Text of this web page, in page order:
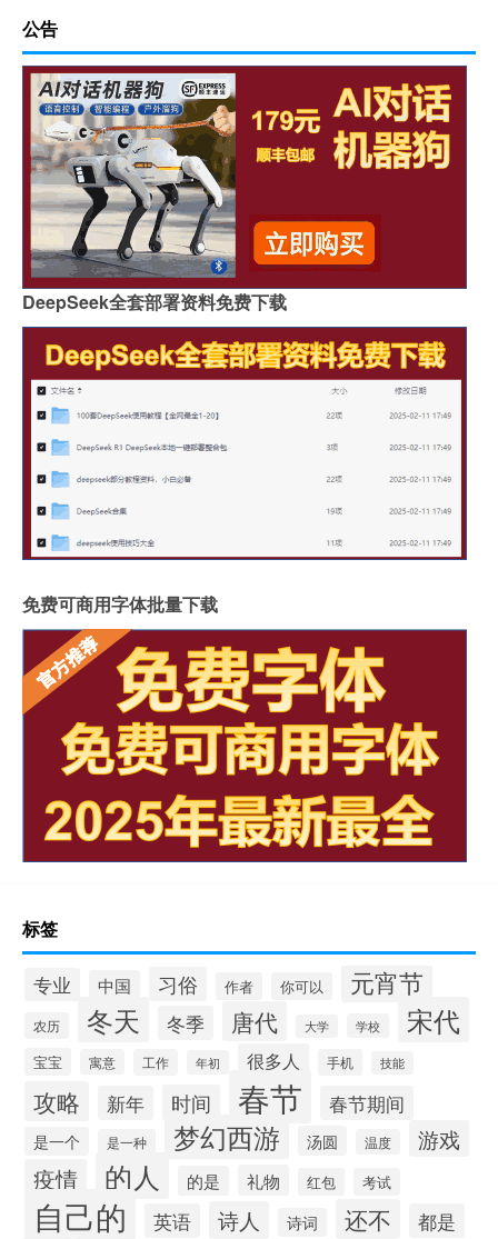
公告
DeepSeek全套部署资料免费下载
免费可商用字体批量下载
标签
专业 中国 习俗 作者 你可以 元宵节
农历 冬天 冬季 唐代 大学 学校 宋代
宝宝 寓意 工作 年初 很多人 手机 技能
攻略 新年 时间 春节 春节期间
是一个 是一种 梦幻西游 汤圆 温度 游戏
疫情 的人 的是 礼物 红包 考试
自己的 英语 诗人 诗词 还不 都是